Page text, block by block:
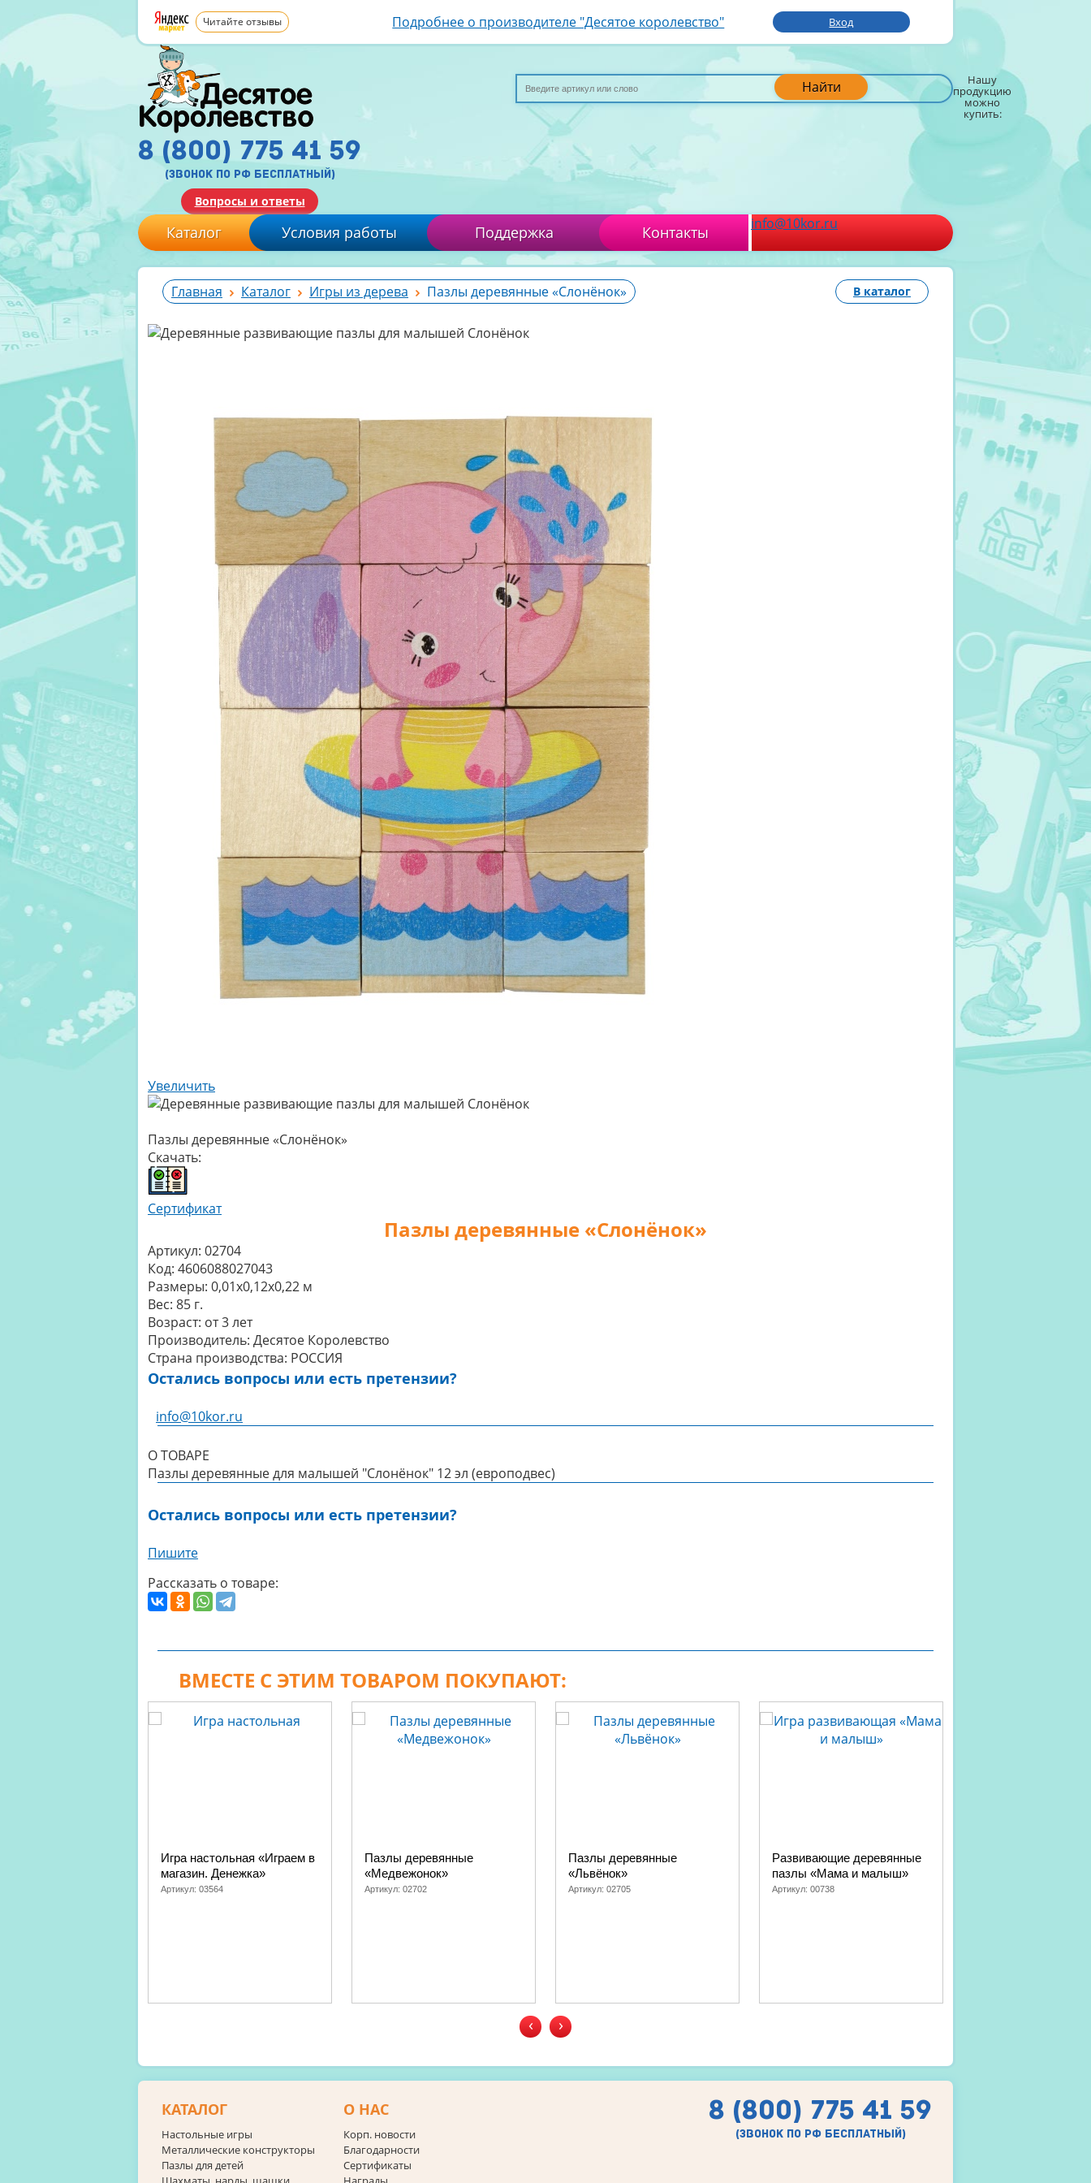
Читайте отзывы Подробнее о производителе "Десятое королевство" Вход
Найти Нашу
продукцию
можно
купить:
8 (800) 775 41 59
(звонок по рф бесплатный)
Вопросы и ответы
Каталог Условия работы Поддержка Контакты info@10kor.ru
Главная Каталог Игры из дерева Пазлы деревянные «Слонёнок» В каталог
Увеличить
Пазлы деревянные «Слонёнок»
Скачать:
Сертификат
Пазлы деревянные «Слонёнок»
Артикул: 02704
Код: 4606088027043
Размеры: 0,01x0,12x0,22 м
Вес: 85 г.
Возраст: от 3 лет
Производитель: Десятое Королевство
Страна производства: РОССИЯ
Остались вопросы или есть претензии?
info@10kor.ru
О ТОВАРЕ
Пазлы деревянные для малышей "Слонёнок" 12 эл (европодвес)
Остались вопросы или есть претензии?
Пишите
Рассказать о товаре:
ВМЕСТЕ С ЭТИМ ТОВАРОМ ПОКУПАЮТ:
Игра настольная «Играем в
магазин. Денежка»
Артикул: 03564
Пазлы деревянные
«Медвежонок»
Артикул: 02702
Пазлы деревянные
«Львёнок»
Артикул: 02705
Развивающие деревянные
пазлы «Мама и малыш»
Артикул: 00738
‹ ›
КАТАЛОГ
Настольные игры
Металлические конструкторы
Пазлы для детей
О НАС
Корп. новости
Благодарности
Сертификаты
8 (800) 775 41 59
(звонок по рф бесплатный)